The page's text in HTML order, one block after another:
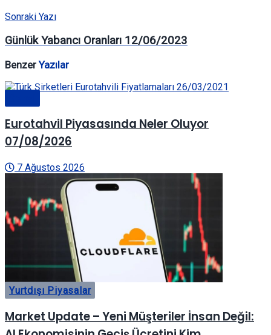
Sonraki Yazı
Günlük Yabancı Oranları 12/06/2023
BenzerYazılar
Eurotahvil Piyasasında Neler Oluyor
07/08/2026
7 Ağustos 2026
Yurtdışı Piyasalar
Market Update – Yeni Müşteriler İnsan Değil: